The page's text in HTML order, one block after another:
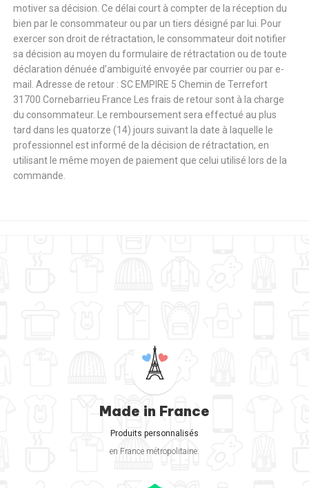
motiver sa décision. Ce délai court à compter de la réception du
bien par le consommateur ou par un tiers désigné par lui. Pour
exercer son droit de rétractation, le consommateur doit notifier
sa décision au moyen du formulaire de rétractation ou de toute
déclaration dénuée d’ambiguïté envoyée par courrier ou par e-
mail. Adresse de retour : SC EMPIRE 5 Chemin de Terrefort
31700 Cornebarrieu France Les frais de retour sont à la charge
du consommateur. Le remboursement sera effectué au plus
tard dans les quatorze (14) jours suivant la date à laquelle le
professionnel est informé de la décision de rétractation, en
utilisant le même moyen de paiement que celui utilisé lors de la
commande.
Made in France
Produits personnalisés
en France métropolitaine.